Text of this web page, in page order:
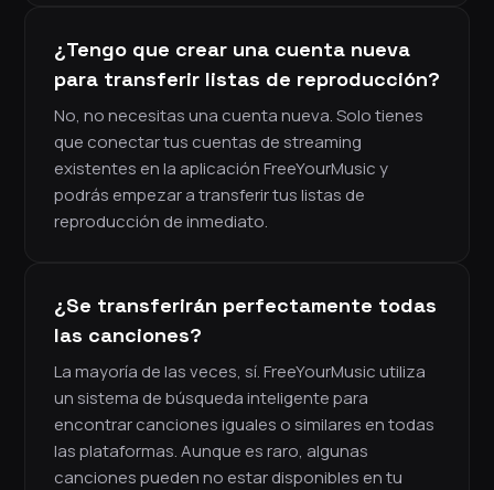
¿Tengo que crear una cuenta nueva
para transferir listas de reproducción?
No, no necesitas una cuenta nueva. Solo tienes
que conectar tus cuentas de streaming
existentes en la aplicación FreeYourMusic y
podrás empezar a transferir tus listas de
reproducción de inmediato.
¿Se transferirán perfectamente todas
las canciones?
La mayoría de las veces, sí. FreeYourMusic utiliza
un sistema de búsqueda inteligente para
encontrar canciones iguales o similares en todas
las plataformas. Aunque es raro, algunas
canciones pueden no estar disponibles en tu